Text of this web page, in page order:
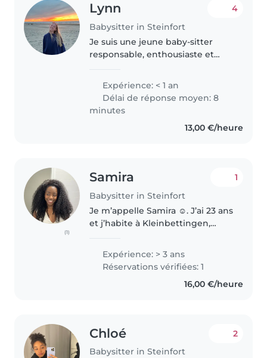
Lynn
Babysitter in Steinfort
4
Je suis une jeune baby-sitter
responsable, enthousiaste et
plusieurs fois d’enfants de
proches et j’aime beaucoup le
travail avec les enfants. Je parle..
Expérience: < 1 an
Délai de réponse moyen: 8
minutes
13,00 €/heure
(1)
Samira
Babysitter in Steinfort
1
Je m’appelle Samira ☺️. J’ai 23 ans
et j’habite à Kleinbettingen,
et demi et j’adore m’occuper des
tout-petits comme des..
Expérience: > 3 ans
Réservations vérifiées: 1
16,00 €/heure
Chloé
Babysitter in Steinfort
2